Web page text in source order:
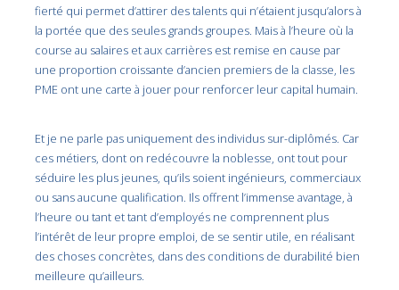
fierté qui permet d’attirer des talents qui n’étaient jusqu’alors à
la portée que des seules grands groupes. Mais à l’heure où la
course au salaires et aux carrières est remise en cause par
une proportion croissante d’ancien premiers de la classe, les
PME ont une carte à jouer pour renforcer leur capital humain.
Et je ne parle pas uniquement des individus sur-diplômés. Car
ces métiers, dont on redécouvre la noblesse, ont tout pour
séduire les plus jeunes, qu’ils soient ingénieurs, commerciaux
ou sans aucune qualification. Ils offrent l’immense avantage, à
l’heure ou tant et tant d’employés ne comprennent plus
l’intérêt de leur propre emploi, de se sentir utile, en réalisant
des choses concrètes, dans des conditions de durabilité bien
meilleure qu’ailleurs.